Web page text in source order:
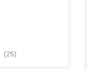
25